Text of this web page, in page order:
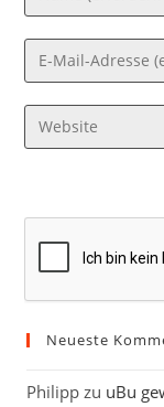
deinen
Namen
oder
zum
Kommentieren
Gib
deine
E-
Mail-
Kommentieren
ein
Gib
deine
(optional)
Neueste
Philipp zu uBu